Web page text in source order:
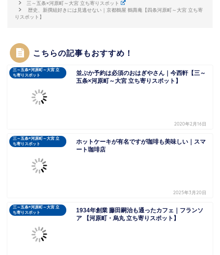
三～五条×河原町～大宮 立ち寄りスポット
歴史、新撰組好きには見逃せない｜京都鶴屋 鶴壽庵【四条河原町～大宮 立ち寄
りスポット】
こちらの記事もおすすめ！
三～五条×河原町～大宮 立
ち寄りスポット
並ぶか予約は必須のおはぎやさん｜今西軒【三～
五条×河原町～大宮 立ち寄りスポット】
2020年2月16日
三～五条×河原町～大宮 立
ち寄りスポット
ホットケーキが有名ですが珈琲も美味しい｜スマ
ート珈琲店
2025年3月20日
三～五条×河原町～大宮 立
ち寄りスポット
1934年創業 藤田嗣治も通ったカフェ｜フランソ
ア 【河原町・烏丸 立ち寄りスポット】